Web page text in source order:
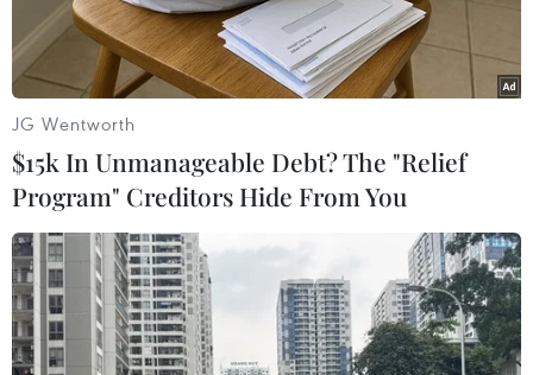
cầu.
JG Wentworth
$15k In Unmanageable Debt? The "Relief
Program" Creditors Hide From You